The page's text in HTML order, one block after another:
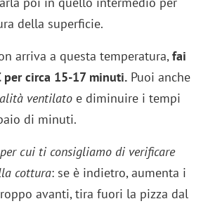
della superficie.
arriva a questa temperatura,fai
per circa 15-17 minuti. Puoi anche
ventilato e diminuire i tempi
di minuti.
cui ti consigliamo di verificare
cottura: se è indietro, aumenta i
avanti, tira fuori la pizza dal